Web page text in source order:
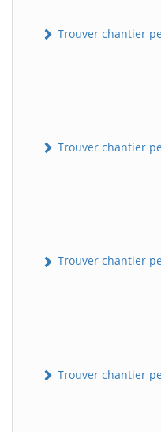
Trouver chantier
Trouver chantier
Trouver chantier
Trouver chantier